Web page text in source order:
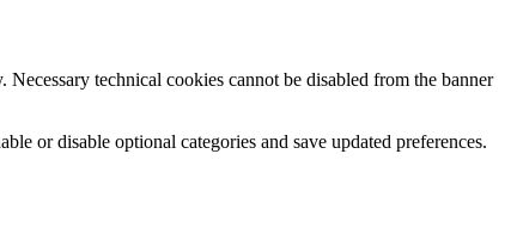
technical cookies cannot be disabled from the banner
or disable optional categories and save updated preferences.